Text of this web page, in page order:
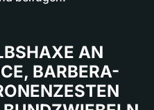
AN
BARBERA-